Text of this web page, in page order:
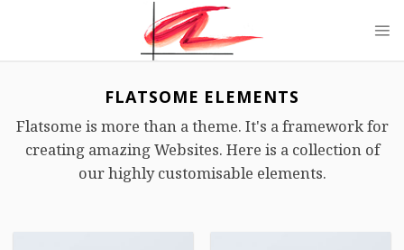
FLATSOME ELEMENTS
Flatsome is more than a theme. It's a framework for
creating amazing Websites. Here is a collection of
our highly customisable elements.